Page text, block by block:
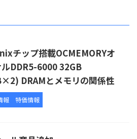
チップ搭載OCMEMORYオ
ルDDR5-6000 32GB
DRAMとメモリの関係性
報 特価情報